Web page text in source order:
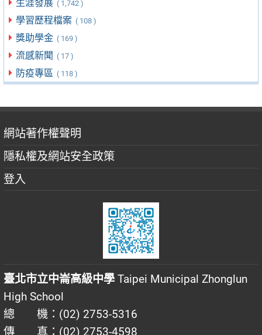
生涯發展 ( 1,742 )
學習歷程檔案 ( 108 )
獎助學金 ( 169 )
流感新聞 ( 17 )
防疫專區 ( 118 )
網站著作權聲明
隱私權及網站安全政策
登入
臺北市立中崙高級中學 Taipei Municipal Zhonglun
High School
總 機：(02) 2753-5316
傳 真：(02) 2753-4598